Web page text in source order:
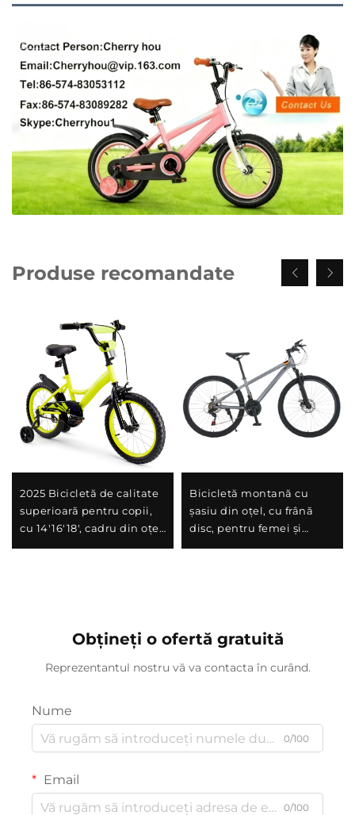
Produse recomandate
2025 Bicicletă de calitate
superioară pentru copii,
cu 14'16'18', cadru din oțel,
viteză unică și frână la
Bicicletă montană cu
șasiu din oțel, cu frână
disc, pentru femei și
bărbați, cu șoc-absorbant,
Obțineți o ofertă gratuită
Reprezentantul nostru vă va contacta în curând.
Nume
0/100
Email
0/100